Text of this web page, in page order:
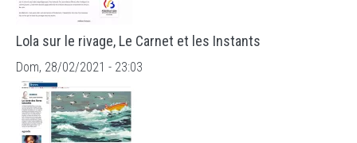
Lola sur le rivage, Le Carnet et les Instants
Dom, 28/02/2021 - 23:03